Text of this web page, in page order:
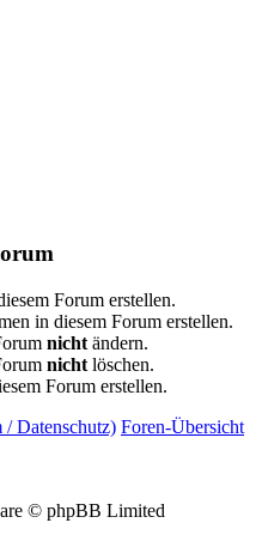
Forum erstellen.
in diesem Forum erstellen.
nicht ändern.
nicht löschen.
Forum erstellen.
Datenschutz) Foren-Übersicht
© phpBB Limited